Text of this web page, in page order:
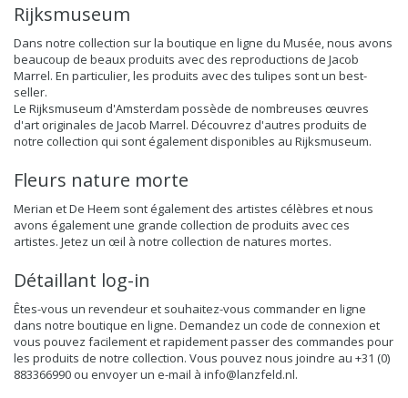
Rijksmuseum
Dans notre collection sur la boutique en ligne du Musée, nous avons
beaucoup de beaux produits avec des reproductions de Jacob
Marrel. En particulier, les produits avec des tulipes sont un best-
seller.
Le Rijksmuseum d'Amsterdam possède de nombreuses œuvres
d'art originales de Jacob Marrel. Découvrez d'autres produits de
notre collection qui sont également disponibles au Rijksmuseum.
Fleurs nature morte
Merian et De Heem sont également des artistes célèbres et nous
avons également une grande collection de produits avec ces
artistes. Jetez un œil à notre collection de natures mortes.
Détaillant log-in
Êtes-vous un revendeur et souhaitez-vous commander en ligne
dans notre boutique en ligne. Demandez un code de connexion et
vous pouvez facilement et rapidement passer des commandes pour
les produits de notre collection. Vous pouvez nous joindre au +31 (0)
883366990 ou envoyer un e-mail à info@lanzfeld.nl.